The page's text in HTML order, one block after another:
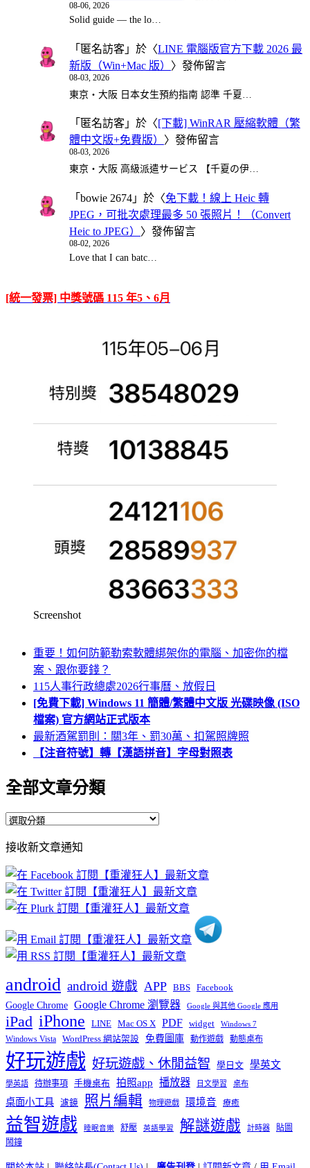
08-06, 2026
Solid guide — the lo…
「 匿名訪客 」於〈LINE 電腦版官方下載 2026 最
新版（Win+Mac 版） 〉發佈留言
08-03, 2026
東京・大阪 日本女生預約指南 認準 千夏…
「 匿名訪客 」於〈[下載] WinRAR 壓縮軟體（繁
體中文版+免費版） 〉發佈留言
08-03, 2026
東京・大阪 高級派遣サービス 【千夏の伊…
「 bowie 2674 」於〈免下載！線上 Heic 轉
JPEG，可批次處理最多 50 張照片！（Convert
Heic to JPEG） 〉發佈留言
08-02, 2026
Love that I can batc…
[統一發票] 中獎號碼 115 年5、6月
Screenshot
重要！如何防範勒索軟體綁架你的電腦、加密你的檔
案、跟你要錢？
115人事行政總處2026行事曆、放假日
[免費下載] Windows 11 簡體/繁體中文版 光碟映像 (ISO
檔案) 官方網站正式版本
最新酒駕罰則：關3年、罰30萬、扣駕照牌照
【注音符號】轉【漢語拼音】字母對照表
全部文章分類
全
文
章
分
類
接收新文章通知
android android 遊戲 APP BBS Facebook
Google Chrome Google Chrome 瀏覽器 Google 與其他 Google 應用
iPad iPhone LINE Mac OS X PDF widget Windows 7
Windows Vista WordPress 網站架設 免費圖庫 動作遊戲 動態桌布
好玩遊戲 好玩遊戲、休閒益智 學日文 學英文
學英語 待辦事項 手機桌布 拍照app 播放器 日文學習 桌布
桌面小工具 濾鏡 照片編輯 物理遊戲 環境音 療癒
益智遊戲 睡眠音樂 舒壓 英語學習 解謎遊戲 計時器
貼圖
鬧鐘